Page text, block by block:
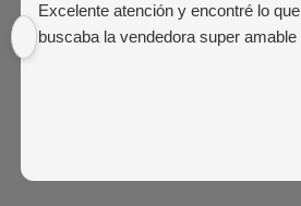
Excelente atención y encontré lo que
buscaba la vendedora super amable